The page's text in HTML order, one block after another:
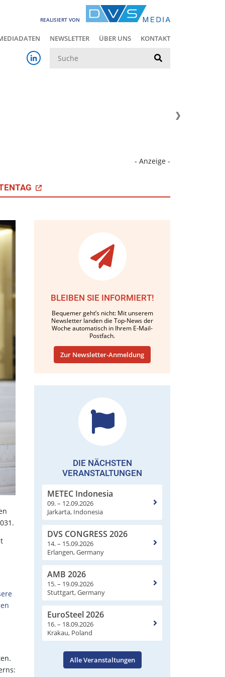
REALISIERT VON
NEWSLETTER ÜBER UNS KONTAKT
- Anzeige -
BLEIBEN SIE INFORMIERT!
Bequemer geht’s nicht: Mit unserem
Newsletter landen die Top-News der
Woche automatisch in Ihrem E-Mail-
Postfach.
Zur Newsletter-Anmeldung
DIE NÄCHSTEN
VERANSTALTUNGEN
METEC Indonesia
09. – 12.09.2026
Jarkarta, Indonesia
DVS CONGRESS 2026
14. – 15.09.2026
Erlangen, Germany
AMB 2026
15. – 19.09.2026
Stuttgart, Germany
EuroSteel 2026
16. – 18.09.2026
Krakau, Poland
Alle Veranstaltungen